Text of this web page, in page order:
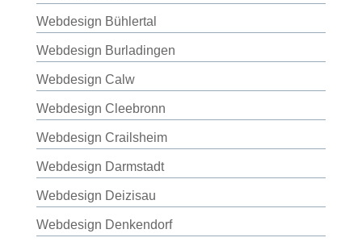
Webdesign Bühlertal
Webdesign Burladingen
Webdesign Calw
Webdesign Cleebronn
Webdesign Crailsheim
Webdesign Darmstadt
Webdesign Deizisau
Webdesign Denkendorf